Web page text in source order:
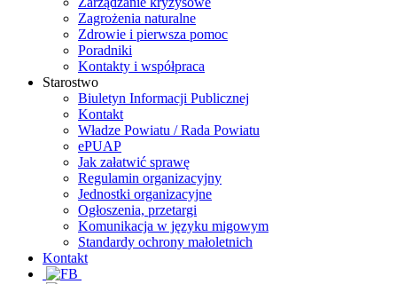
Zagrożenia naturalne
Zdrowie i pierwsza pomoc
Poradniki
Kontakty i współpraca
Starostwo
Biuletyn Informacji Publicznej
Kontakt
Władze Powiatu / Rada Powiatu
ePUAP
Jak załatwić sprawę
Regulamin organizacyjny
Jednostki organizacyjne
Ogłoszenia, przetargi
Komunikacja w języku migowym
Standardy ochrony małoletnich
Kontakt